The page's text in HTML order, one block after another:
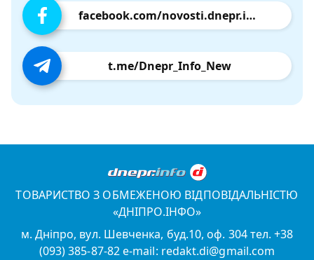
facebook.com/novosti.dnepr.info
t.me/Dnepr_Info_New
ТОВАРИСТВО З ОБМЕЖЕНОЮ ВІДПОВІДАЛЬНІСТЮ
«ДНІПРО.ІНФО»
м. Дніпро, вул. Шевченка, буд.10, оф. 304 тел. +38
(093) 385-87-82 e-mail: redakt.di@gmail.com